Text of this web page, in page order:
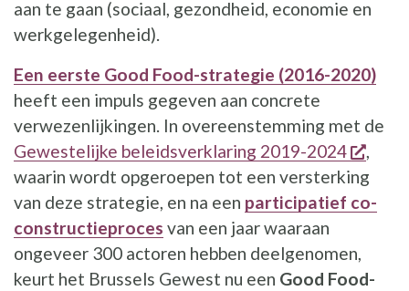
aan te gaan (sociaal, gezondheid, economie en
werkgelegenheid).
Een eerste Good Food-strategie (2016-2020)
heeft een impuls gegeven aan concrete
verwezenlijkingen. In overeenstemming met de
Gewestelijke beleidsverklaring 2019-2024
,
waarin wordt opgeroepen tot een versterking
van deze strategie, en na een participatief co-
constructieproces van een jaar waaraan
ongeveer 300 actoren hebben deelgenomen,
keurt het Brussels Gewest nu een Good Food-